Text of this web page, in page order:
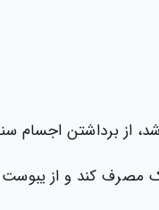
از برداشتن اجسام
مصرف کند و از یبوست